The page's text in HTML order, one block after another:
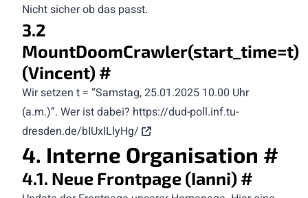
Nicht sicher ob das passt.
3.2
MountDoomCrawler(start_time=t)
(Vincent) #
Wir setzen t = “Samstag, 25.01.2025 10.00 Uhr
(a.m.)”. Wer ist dabei? https://dud-poll.inf.tu-
dresden.de/bIUxILlyHg/
4. Interne Organisation #
4.1. Neue Frontpage (Ianni) #